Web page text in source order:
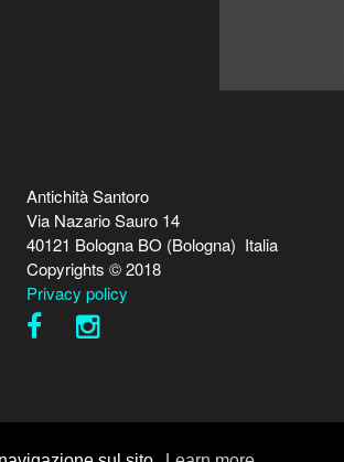
Antichità Santoro
Via Nazario Sauro 14
40121 Bologna BO (Bologna) Italia
Copyrights © 2018
Privacy policy